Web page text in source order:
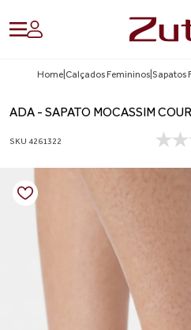
Home Calçados Femininos Sapatos
ADA - SAPATO MOCASSIM
SKU 4261322